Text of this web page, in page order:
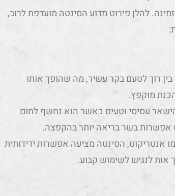
להלן פירוט מדוע הסינטה מועדפת לרוב,
בין רוך לטעם בקר עשיר, מה שהופך אותו
מוקפץ.
עסיסי וטעים כאשר הוא נחשף לחום
אפשרות בשר בריאה יותר בהקפצה.
אנטריקוט, הסינטה מציעה אפשרות ידידותית
אות לנגיש לשימוש קבוע.